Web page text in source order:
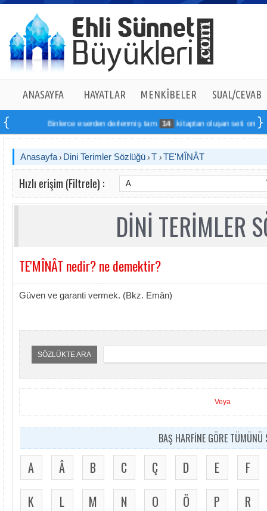
ANASAYFA HAYATLAR MENKÎBELER SUAL/CEVAB
Binlerce eserden derlenmiş tam 14 kitaptan oluşan seti online
Anasayfa Dini Terimler Sözlüğü T TE'MÎNÂT
Hızlı erişim (Filtrele) :
DİNİ TERİMLER
TE'MÎNÂT nedir? ne demektir?
Güven ve garanti vermek. (Bkz. Emân)
SÖZLÜKTE ARA
Veya
BAŞ HARFİNE GÖRE TÜMÜNÜ
A Â B C Ç D E
F
K
L M N O Ö P
R